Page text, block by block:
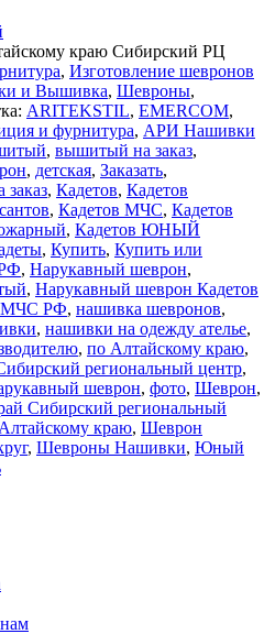
краю Сибирский РЦ
, Изготовление шевронов
и Вышивка, Шевроны,
ARITEKSTIL, EMERCOM,
и фурнитура, АРИ Нашивки
, вышитый на заказ,
, детская, Заказать,
, Кадетов, Кадетов
, Кадетов МЧС, Кадетов
, Кадетов ЮНЫЙ
, Купить, Купить или
, Нарукавный шеврон,
, Нарукавный шеврон Кадетов
МЧС РФ, нашивка шевронов,
, нашивки на одежду ателье,
, по Алтайскому краю,
региональный центр,
шеврон, фото, Шеврон,
Сибирский региональный
краю, Шеврон
, Шевроны Нашивки, Юный